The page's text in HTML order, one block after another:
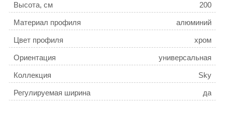
Высота, см 200
Материал профиля алюминий
Цвет профиля хром
Ориентация универсальная
Коллекция Sky
Регулируемая ширина да